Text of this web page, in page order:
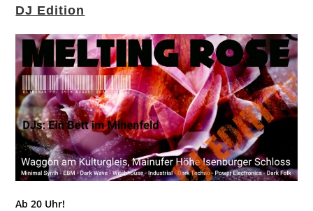
DJ Edition
Ab 20 Uhr!